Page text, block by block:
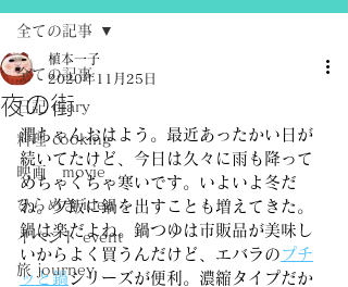
全ての記事
日記 diary
料理 cooking
映画 movie
ひらめき idea
イベント event
旅 journey
全ての記事
夜の街
植本一子
2020年11月25日
潤ちゃんおはよう。最近あったかい日が
続いてたけど、今日は久々に雨も降って
めちゃくちゃ寒いです。いよいよ冬だ
ね。夕飯に鍋を出すことも増えてきた。
鍋は楽だよね。鍋つゆは市販品が美味し
いからよく買うんだけど、エバラの プチ
ッと鍋シリーズが便利。濃縮タイプだか